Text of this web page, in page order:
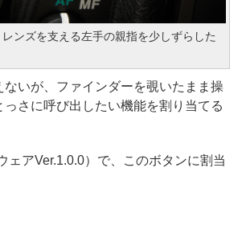
ンズを支える左手の親指を少しずらした
ないが、ファインダーを覗いたまま操
さに呼び出したい機能を割り当てる
ェアVer.1.0.0）で、このボタンに割当